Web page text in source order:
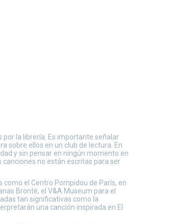
por la librería. Es importante señalar
sobre ellos en un club de lectura. En
y sin pensar en ningún momento en
canciones no están escritas para ser
el Centro Pompidou de París, en
Brontë, el V&A Museum para el
tan significativas como la
una canción inspirada en El